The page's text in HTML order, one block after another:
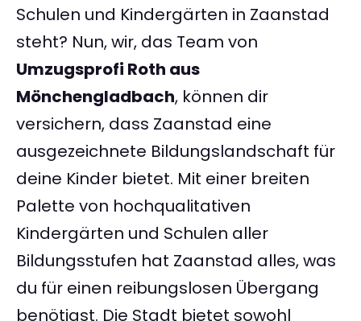
Schulen und Kindergärten in Zaanstad
steht? Nun, wir, das Team von
Umzugsprofi Roth aus
Mönchengladbach, können dir
versichern, dass Zaanstad eine
ausgezeichnete Bildungslandschaft für
deine Kinder bietet. Mit einer breiten
Palette von hochqualitativen
Kindergärten und Schulen aller
Bildungsstufen hat Zaanstad alles, was
du für einen reibungslosen Übergang
benötigst. Die Stadt bietet sowohl